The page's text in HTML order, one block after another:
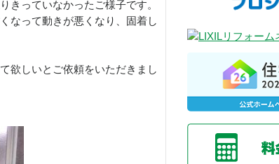
きっていなかったご様子です。
なって動きが悪くなり、固着し
欲しいとご依頼をいただきまし